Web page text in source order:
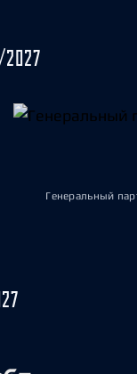
Генеральный